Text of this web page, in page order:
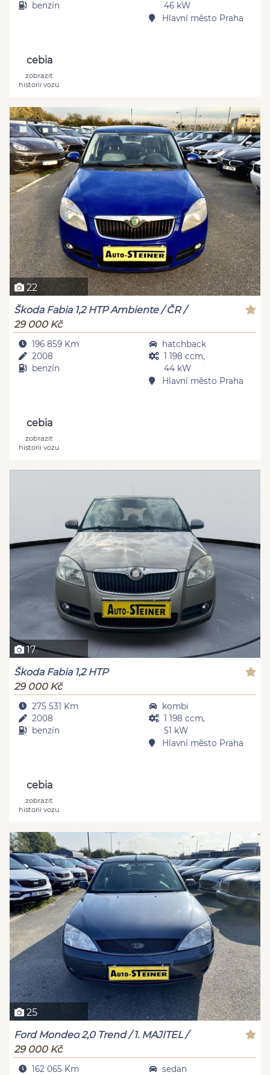
benzín
46 kW
Hlavní město Praha
cebia
zobrazit
historii vozu
22
Škoda Fabia 1,2 HTP Ambiente / ČR /
29 000 Kč
196 859 Km
2008
benzín
hatchback
1 198 ccm,
44 kW
Hlavní město Praha
cebia
zobrazit
historii vozu
17
Škoda Fabia 1,2 HTP
29 000 Kč
275 531 Km
2008
benzín
kombi
1 198 ccm,
51 kW
Hlavní město Praha
cebia
zobrazit
historii vozu
25
Ford Mondeo 2,0 Trend / 1. MAJITEL /
29 000 Kč
162 065 Km
sedan